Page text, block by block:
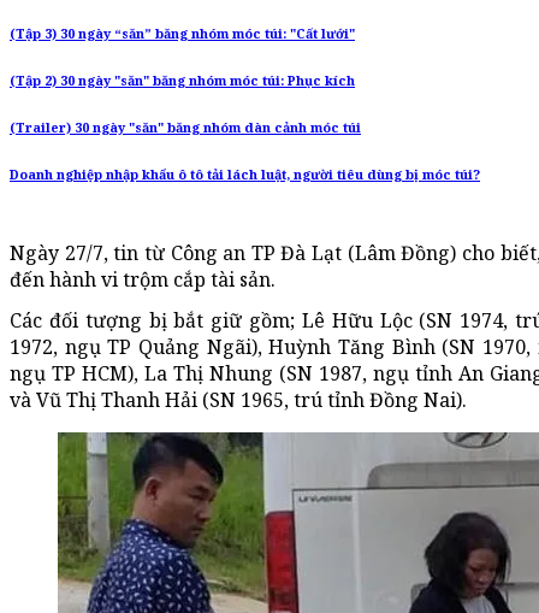
(Tập 3) 30 ngày “săn” băng nhóm móc túi: "Cất lưới"
(Tập 2) 30 ngày "săn" băng nhóm móc túi: Phục kích
(Trailer) 30 ngày "săn" băng nhóm dàn cảnh móc túi
Doanh nghiệp nhập khẩu ô tô tải lách luật, người tiêu dùng bị móc túi?
Ngày 27/7, tin từ Công an TP Đà Lạt (Lâm Đồng) cho
đến hành vi trộm cắp tài sản.
Các đối tượng bị bắt giữ gồm; Lê Hữu Lộc (SN 1974,
1972, ngụ TP Quảng Ngãi), Huỳnh Tăng Bình (SN
ngụ TP HCM), La Thị Nhung (SN 1987, ngụ tỉnh An
và Vũ Thị Thanh Hải (SN 1965, trú tỉnh Đồng Nai).